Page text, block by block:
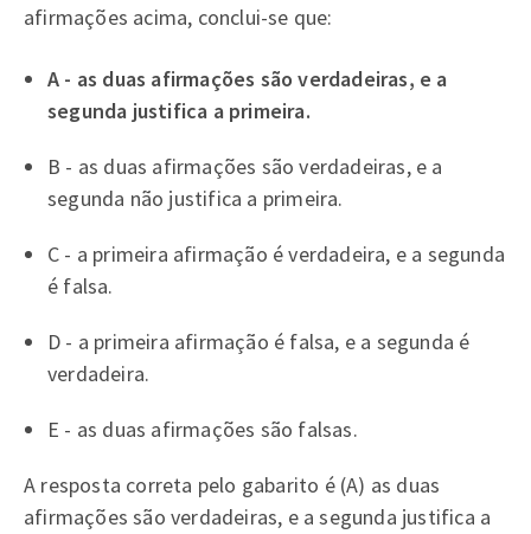
afirmações acima, conclui-se que:
A - as duas afirmações são verdadeiras, e a
segunda justifica a primeira.
B - as duas afirmações são verdadeiras, e a
segunda não justifica a primeira.
C - a primeira afirmação é verdadeira, e a segunda
é falsa.
D - a primeira afirmação é falsa, e a segunda é
verdadeira.
E - as duas afirmações são falsas.
A resposta correta pelo gabarito é (A) as duas
afirmações são verdadeiras, e a segunda justifica a